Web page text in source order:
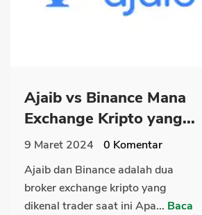
Ajaib vs Binance Mana
Exchange Kripto yang...
9 Maret 2024 0 Komentar
Ajaib dan Binance adalah dua
broker exchange kripto yang
dikenal trader saat ini Apa... Baca